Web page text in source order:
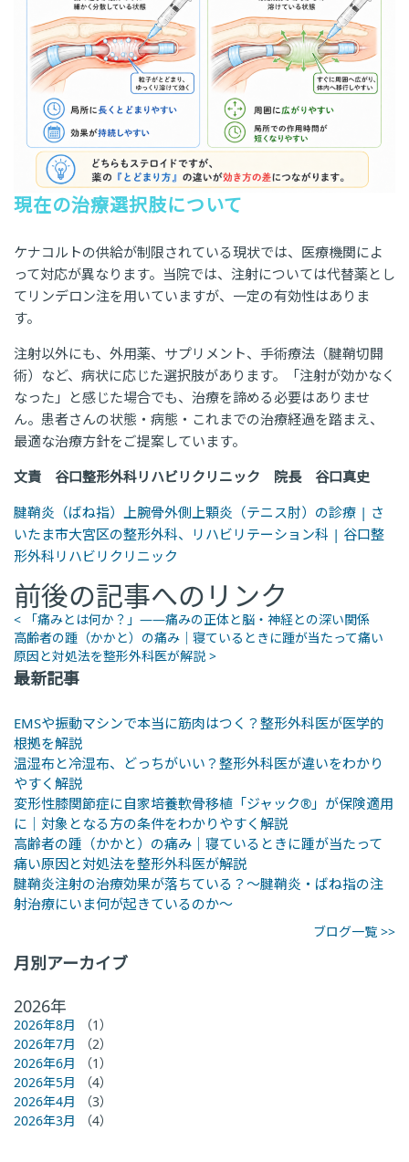
現在の治療選択肢について
ケナコルトの供給が制限されている現状では、医療機関によ
って対応が異なります。当院では、注射については代替薬とし
てリンデロン注を用いていますが、一定の有効性はありま
す。
注射以外にも、外用薬、サプリメント、手術療法（腱鞘切開
術）など、病状に応じた選択肢があります。「注射が効かなく
なった」と感じた場合でも、治療を諦める必要はありませ
ん。患者さんの状態・病態・これまでの治療経過を踏まえ、
最適な治療方針をご提案しています。
文責 谷口整形外科リハビリクリニック 院長 谷口真史
腱鞘炎（ばね指）上腕骨外側上顆炎（テニス肘）の診療 | さ
いたま市大宮区の整形外科、リハビリテーション科 | 谷口整
形外科リハビリクリニック
前後の記事へのリンク
< 「痛みとは何か？」——痛みの正体と脳・神経との深い関係
高齢者の踵（かかと）の痛み｜寝ているときに踵が当たって痛い
原因と対処法を整形外科医が解説 >
最新記事
EMSや振動マシンで本当に筋肉はつく？整形外科医が医学的
根拠を解説
温湿布と冷湿布、どっちがいい？整形外科医が違いをわかり
やすく解説
変形性膝関節症に自家培養軟骨移植「ジャック®」が保険適用
に｜対象となる方の条件をわかりやすく解説
高齢者の踵（かかと）の痛み｜寝ているときに踵が当たって
痛い原因と対処法を整形外科医が解説
腱鞘炎注射の治療効果が落ちている？～腱鞘炎・ばね指の注
射治療にいま何が起きているのか～
ブログ一覧 >>
月別アーカイブ
2026年
2026年8月
（1）
2026年7月
（2）
2026年6月
（1）
2026年5月
（4）
2026年4月
（3）
2026年3月
（4）